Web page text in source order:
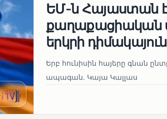
ԵՄ-ն Հայաստան է
քաղաքացիական
երկրի
Երբ հունիսին հայերը գնան
ապագան. Կայա Կալլաս